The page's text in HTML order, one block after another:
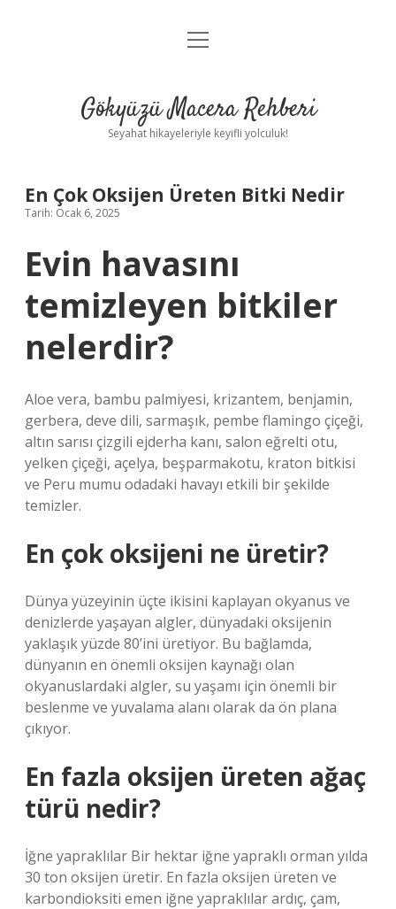
Anasayfa
Yasal Uyarı
menüyü
Gökyüzü Macera Rehberi
Seyahat hikayeleriyle keyifli yolculuk!
En Çok Oksijen Üreten Bitki Nedir
Tarih: Ocak 6, 2025
Evin havasını
temizleyen bitkiler
nelerdir?
Aloe vera, bambu palmiyesi, krizantem, benjamin,
gerbera, deve dili, sarmaşık, pembe flamingo çiçeği,
altın sarısı çizgili ejderha kanı, salon eğrelti otu,
yelken çiçeği, açelya, beşparmakotu, kraton bitkisi
ve Peru mumu odadaki havayı etkili bir şekilde
temizler.
En çok oksijeni ne üretir?
Dünya yüzeyinin üçte ikisini kaplayan okyanus ve
denizlerde yaşayan algler, dünyadaki oksijenin
yaklaşık yüzde 80’ini üretiyor. Bu bağlamda,
dünyanın en önemli oksijen kaynağı olan
okyanuslardaki algler, su yaşamı için önemli bir
beslenme ve yuvalama alanı olarak da ön plana
çıkıyor.
En fazla oksijen üreten ağaç
türü nedir?
İğne yapraklılar Bir hektar iğne yapraklı orman yılda
30 ton oksijen üretir. En fazla oksijen üreten ve
karbondioksiti emen iğne yapraklılar ardıç, çam,